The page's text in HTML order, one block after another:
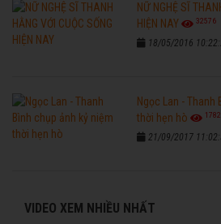
NỮ NGHỆ SĨ
HIỆN NAY
32576
18/05/2016
Ngọc Lan - Thanh
thời hẹn hò
21/09/2017
VIDEO XEM NHIỀU NHẤT